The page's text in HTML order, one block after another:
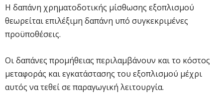
Η δαπάνη χρηματοδοτικής μίσθωσης εξοπλισμού
θεωρείται επιλέξιμη δαπάνη υπό συγκεκριμένες
προϋποθέσεις.
Οι δαπάνες προμήθειας περιλαμβάνουν και το κόστος
μεταφοράς και εγκατάστασης του εξοπλισμού μέχρι
αυτός να τεθεί σε παραγωγική λειτουργία.